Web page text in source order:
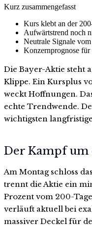
Kurz zusammengefasst
Kurs klebt an der
Aufwärtstrend noch
Neutrale Signale
Konzernprognose für
Die Bayer-Aktie steht
Klippe. Ein Kursplus
weckt Hoffnungen.
echte Trendwende.
wichtigsten
Der Kampf um
Am Montag schloss
trennt die Aktie ein
Prozent vom 200-
verläuft aktuell bei
massiver Deckel für